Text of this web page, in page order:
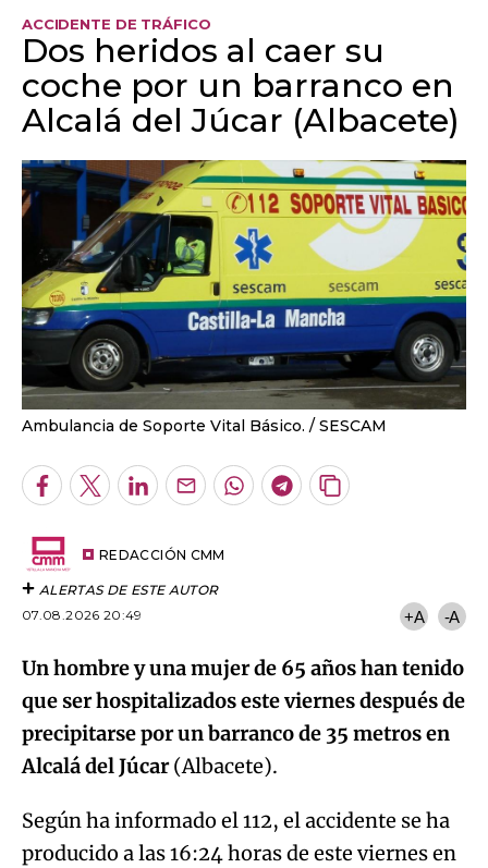
ACCIDENTE DE TRÁFICO
Dos heridos al caer su
coche por un barranco en
Alcalá del Júcar (Albacete)
Ambulancia de Soporte Vital Básico. SESCAM
Facebook
TwitterLinkedInEnviarWhatsapp
Telegram
Copiar
REDACCIÓN CMM
ALERTAS DE ESTE AUTOR
07.08.2026 20:49
+A -A
Un hombre y una mujer de 65 años han tenido
que ser hospitalizados este viernes después de
precipitarse por un barranco de 35 metros en
Alcalá del Júcar(Albacete).
Según ha informado el 112, el accidente se ha
producido a las 16:24 horas de este viernes en